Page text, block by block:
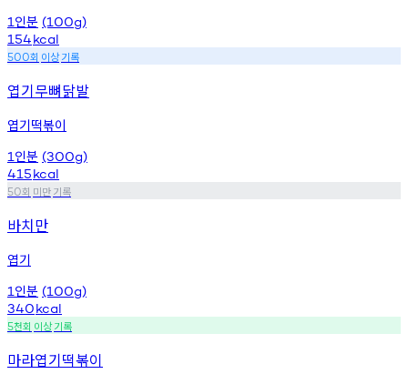
1 인분 (100g)
154kcal
500회 이상기록
엽기무뼈닭발
엽기떡볶이
1 인분 (300g)
415kcal
50회 미만기록
바치만
엽기
1 인분 (100g)
340kcal
5천회 이상기록
마라엽기떡볶이